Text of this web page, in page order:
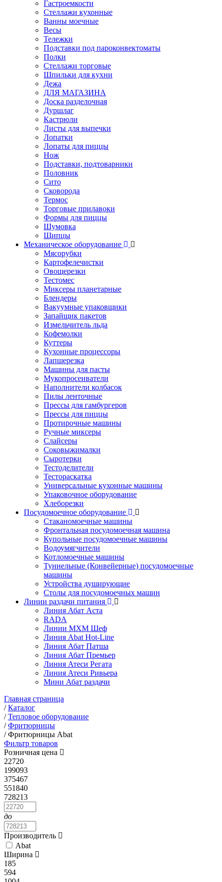
Гастроемкости
Стеллажи кухонные
Ванны моечные
Весы
Тележки
Подставки под пароконвектоматы
Полки
Стеллажи торговые
Шпильки для кухни
Дежа
ДЛЯ МАГАЗИНА
Доска разделочная
Дуршлаг
Кастрюли
Листы для выпечки
Лопатки
Лопаты для пиццы
Нож
Подставки, подтоварники
Половник
Сито
Сковорода
Термос
Торговые прилавоки
Формы для пиццы
Шумовка
Щипцы
Механическое оборудование
Мясорубки
Картофелечистки
Овощерезки
Тестомес
Миксеры планетарные
Блендеры
Вакуумные упаковщики
Запайщик пакетов
Измельчитель льда
Кофемолки
Куттеры
Кухонные процессоры
Лапшерезка
Машины для пасты
Мукопросеиватели
Наполнители колбасок
Пилы ленточные
Прессы для гамбургеров
Прессы для пиццы
Протирочные машины
Ручные миксеры
Слайсеры
Соковыжималки
Сыротерки
Тестоделители
Тестораскатка
Универсальные кухонные машины
Упаковочное оборудование
Хлеборезки
Посудомоечное оборудование
Стаканомоечные машины
Фронтальная посудомоечная машина
Купольные посудомоечные машины
Водоумягчители
Котломоечные машины
Туннельные (Конвейерные) посудомоечные
машины
Устройства душирующие
Столы для посудомоечных машин
Линии раздачи питания
Линия Абат Аста
RADA
Линии МХМ Шеф
Линия Abat Hot-Line
Линия Абат Патша
Линия Абат Премьер
Линия Атеси Регата
Линия Атеси Ривьера
Мини Абат раздачи
Главная страница
/Каталог
/Тепловое оборудование
/Фритюрницы
/Фритюрницы Abat
Фильтр товаров
Розничная цена
22720
199093
375467
551840
728213
до
Производитель
Abat
Ширина
185
594